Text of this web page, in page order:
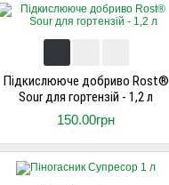
Підкислююче добриво Rost®
Sour для гортензій - 1,2 л
150.00грн